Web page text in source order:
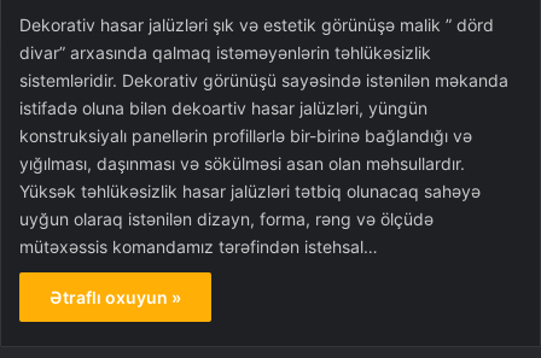
Dekorativ hasar jalüzləri şık və estetik görünüşə malik ” dörd
divar” arxasında qalmaq istəməyənlərin təhlükəsizlik
sistemləridir. Dekorativ görünüşü sayəsində istənilən məkanda
istifadə oluna bilən dekoartiv hasar jalüzləri, yüngün
konstruksiyalı panellərin profillərlə bir-birinə bağlandığı və
yığılması, daşınması və sökülməsi asan olan məhsullardır.
Yüksək təhlükəsizlik hasar jalüzləri tətbiq olunacaq sahəyə
uyğun olaraq istənilən dizayn, forma, rəng və ölçüdə
mütəxəssis komandamız tərəfindən istehsal…
Ətraflı oxuyun »